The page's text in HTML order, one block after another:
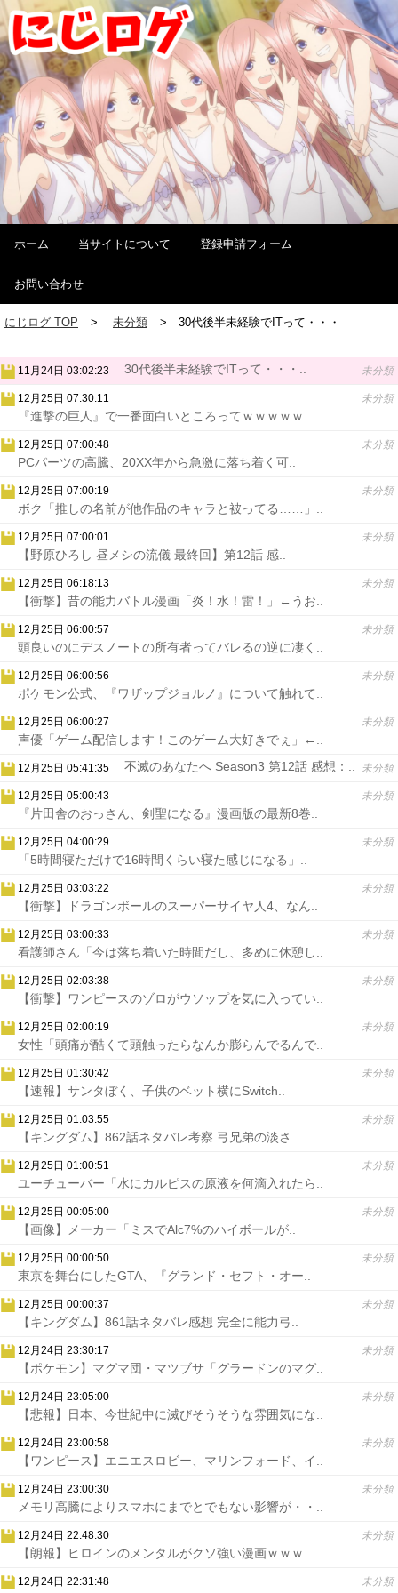
ホーム 当サイトについて 登録申請フォーム
お問い合わせ
にじログ TOP 未分類 30代後半未経験でITって・・・
11月24日 03:02:23 未分類
30代後半未経験でITって・・・..
12月25日 07:30:11 未分類
『進撃の巨人』で一番面白いところってｗｗｗｗｗ..
12月25日 07:00:48 未分類
PCパーツの高騰、20XX年から急激に落ち着く可..
12月25日 07:00:19 未分類
ボク「推しの名前が他作品のキャラと被ってる……」..
12月25日 07:00:01 未分類
【野原ひろし 昼メシの流儀 最終回】第12話 感..
12月25日 06:18:13 未分類
【衝撃】昔の能力バトル漫画「炎！水！雷！」←うお..
12月25日 06:00:57 未分類
頭良いのにデスノートの所有者ってバレるの逆に凄く..
12月25日 06:00:56 未分類
ポケモン公式、『ワザップジョルノ』について触れて..
12月25日 06:00:27 未分類
声優「ゲーム配信します！このゲーム大好きでぇ」←..
12月25日 05:41:35 未分類
不滅のあなたへ Season3 第12話 感想：..
12月25日 05:00:43 未分類
『片田舎のおっさん、剣聖になる』漫画版の最新8巻..
12月25日 04:00:29 未分類
「5時間寝ただけで16時間くらい寝た感じになる」..
12月25日 03:03:22 未分類
【衝撃】ドラゴンボールのスーパーサイヤ人4、なん..
12月25日 03:00:33 未分類
看護師さん「今は落ち着いた時間だし、多めに休憩し..
12月25日 02:03:38 未分類
【衝撃】ワンピースのゾロがウソップを気に入ってい..
12月25日 02:00:19 未分類
女性「頭痛が酷くて頭触ったらなんか膨らんでるんで..
12月25日 01:30:42 未分類
【速報】サンタぼく、子供のベット横にSwitch..
12月25日 01:03:55 未分類
【キングダム】862話ネタバレ考察 弓兄弟の淡さ..
12月25日 01:00:51 未分類
ユーチューバー「水にカルピスの原液を何滴入れたら..
12月25日 00:05:00 未分類
【画像】メーカー「ミスでAlc7%のハイボールが..
12月25日 00:00:50 未分類
東京を舞台にしたGTA、『グランド・セフト・オー..
12月25日 00:00:37 未分類
【キングダム】861話ネタバレ感想 完全に能力弓..
12月24日 23:30:17 未分類
【ポケモン】マグマ団・マツブサ「グラードンのマグ..
12月24日 23:05:00 未分類
【悲報】日本、今世紀中に滅びそうそうな雰囲気にな..
12月24日 23:00:58 未分類
【ワンピース】エニエスロビー、マリンフォード、イ..
12月24日 23:00:30 未分類
メモリ高騰によりスマホにまでとでもない影響が・・..
12月24日 22:48:30 未分類
【朗報】ヒロインのメンタルがクソ強い漫画ｗｗｗ..
12月24日 22:31:48 未分類